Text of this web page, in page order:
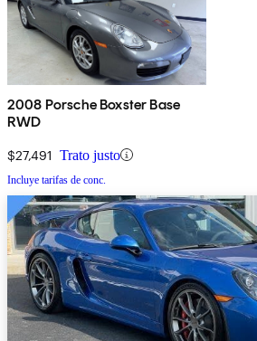
2008 Porsche Boxster Base
RWD
$27,491 Trato justo
Incluye tarifas de conc.